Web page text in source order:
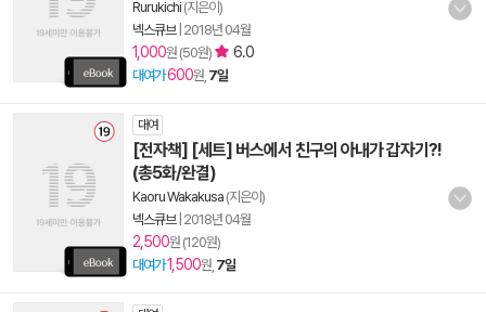
Rurukichi (지은이)
넥스큐브| 2018년 04월
1,000원 (50원) 6.0
대여가600원, 7일
대여
[전자책] [세트] 버스에서 친구의 아내가 갑자기?!
(총5화/완결)
Kaoru Wakakusa (지은이)
넥스큐브| 2018년 04월
2,500원 (120원)
대여가1,500원, 7일